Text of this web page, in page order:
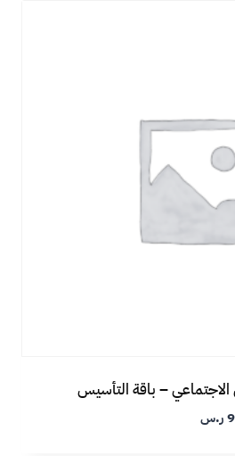
– باقة التأسيس
ر.س